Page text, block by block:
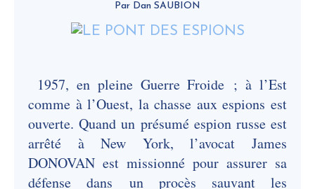
Par Dan SAUBION
1957, en pleine Guerre Froide ; à l’Est
comme à l’Ouest, la chasse aux espions est
ouverte. Quand un présumé espion russe est
arrêté à New York, l’avocat James
DONOVAN est missionné pour assurer sa
défense dans un procès sauvant les